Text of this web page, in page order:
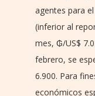
agentes para
(inferior al
mes, ₲/US$
febrero, se
6.900. Para
económicos